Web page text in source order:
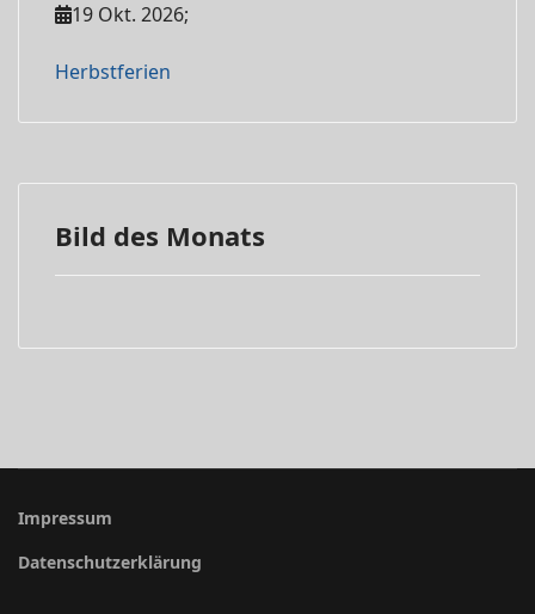
19 Okt. 2026;
Herbstferien
Bild des Monats
Impressum
Datenschutzerklärung